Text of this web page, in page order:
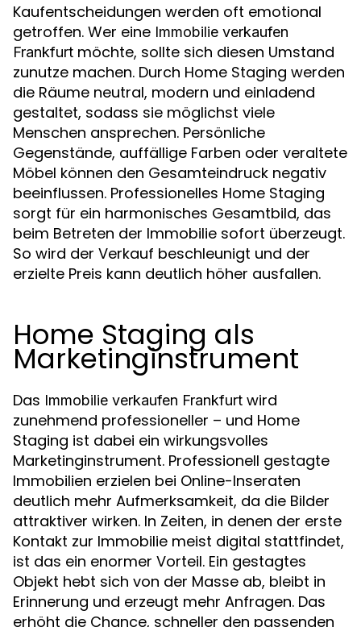
Kaufentscheidungen werden oft emotional
getroffen. Wer eine Immobilie verkaufen
Frankfurt möchte, sollte sich diesen Umstand
zunutze machen. Durch Home Staging werden
die Räume neutral, modern und einladend
gestaltet, sodass sie möglichst viele
Menschen ansprechen. Persönliche
Gegenstände, auffällige Farben oder veraltete
Möbel können den Gesamteindruck negativ
beeinflussen. Professionelles Home Staging
sorgt für ein harmonisches Gesamtbild, das
beim Betreten der Immobilie sofort überzeugt.
So wird der Verkauf beschleunigt und der
erzielte Preis kann deutlich höher ausfallen.
Home Staging als
Marketinginstrument
Das Immobilie verkaufen Frankfurt wird
zunehmend professioneller – und Home
Staging ist dabei ein wirkungsvolles
Marketinginstrument. Professionell gestagte
Immobilien erzielen bei Online-Inseraten
deutlich mehr Aufmerksamkeit, da die Bilder
attraktiver wirken. In Zeiten, in denen der erste
Kontakt zur Immobilie meist digital stattfindet,
ist das ein enormer Vorteil. Ein gestagtes
Objekt hebt sich von der Masse ab, bleibt in
Erinnerung und erzeugt mehr Anfragen. Das
erhöht die Chance, schneller den passenden